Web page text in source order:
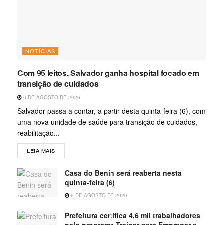
NOTÍCIAS
Com 95 leitos, Salvador ganha hospital focado em
transição de cuidados
6 DE AGOSTO DE 2026
Salvador passa a contar, a partir desta quinta-feira (6), com
uma nova unidade de saúde para transição de cuidados,
reabilitação...
LEIA MAIS
Casa do Benin será reaberta nesta
quinta-feira (6)
6 DE AGOSTO DE 2026
Prefeitura certifica 4,6 mil trabalhadores